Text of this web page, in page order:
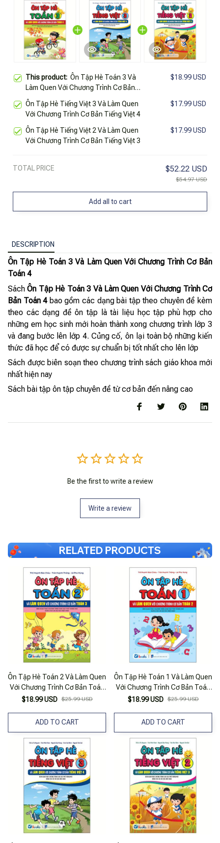
This product: Ôn Tập Hè Toán 3 Và
Làm Quen Với Chương Trình Cơ Bản
Toán 4
$18.99 USD
Ôn Tập Hè Tiếng Việt 3 Và Làm Quen
Với Chương Trình Cơ Bản Tiếng Việt 4
$17.99 USD
Ôn Tập Hè Tiếng Việt 2 Và Làm Quen
Với Chương Trình Cơ Bản Tiếng Việt 3
$17.99 USD
TOTAL PRICE $52.22 USD
$54.97 USD
Add all to cart
DESCRIPTION
Ôn Tập Hè Toán 3 Và Làm Quen Với Chương Trình Cơ Bản
Toán 4
SáchÔn Tập Hè Toán 3 Và Làm Quen Với Chương Trình Cơ
Bản Toán 4bao gồm các dạng bài tập theo chuyên đề kèm
theo các dạng đề ôn tập là tài liệu học tập phù hợp cho
những em học sinh mới hoàn thành xong chương trình lớp 3
và đang bước lên lớp 4. Củng cố, ôn lại toàn bộ những kiến
thức đã học để có được sự chuẩn bị tốt nhất cho lên lớp
Sách được biên soạn theo chương trình sách giáo khoa mới
nhất hiện nay
Sách bài tập ôn tập chuyên đề từ cơ bản đến nâng cao
Be the first to write a review
Write a review
RELATED PRODUCTS
Ôn Tập Hè Toán 2 Và Làm Quen
Với Chương Trình Cơ Bản Toán
3
$18.99 USD $25.99 USD
ADD TO CART
Ôn Tập Hè Toán 1 Và Làm Quen
Với Chương Trình Cơ Bản Toán
2
$18.99 USD $25.99 USD
ADD TO CART